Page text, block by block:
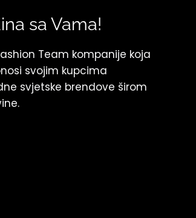
sa Vama!
Team kompanije koja
svojim kupcima
svjetske brendove širom